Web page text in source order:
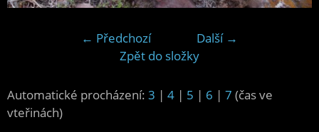
← Předchozí
Další →
Zpět do složky
Automatické procházení: 3 | 4 | 5 | 6 | 7 (čas ve
vteřinách)